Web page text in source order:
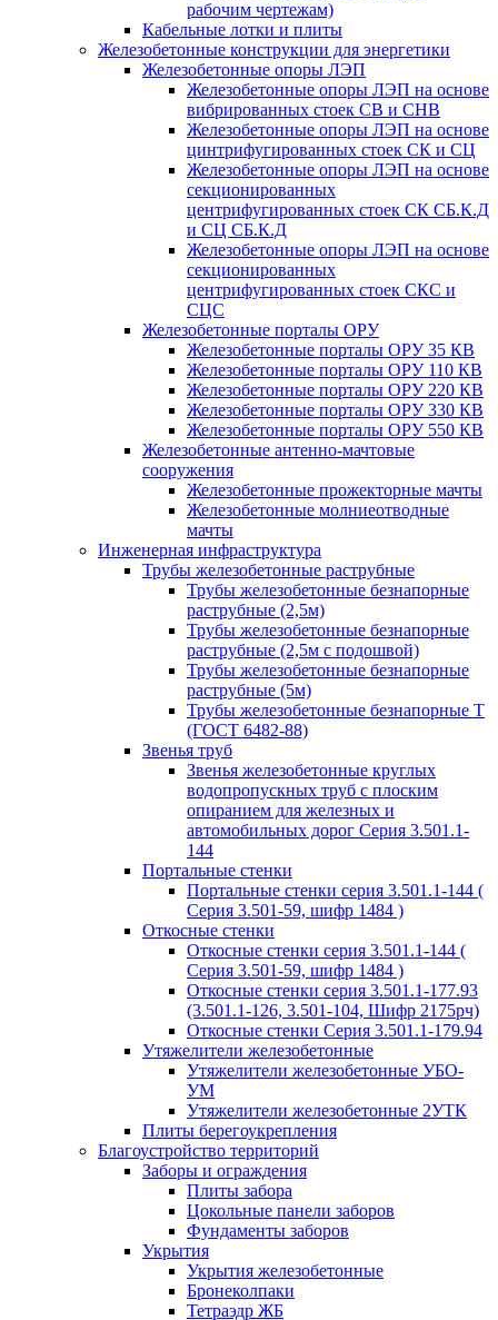
рабочим чертежам)
Кабельные лотки и плиты
Железобетонные конструкции для энергетики
Железобетонные опоры ЛЭП
Железобетонные опоры ЛЭП на основе
вибрированных стоек СВ и СНВ
Железобетонные опоры ЛЭП на основе
цинтрифугированных стоек СК и СЦ
Железобетонные опоры ЛЭП на основе
секционированных
центрифугированных стоек СК СБ.К.Д
и СЦ СБ.К.Д
Железобетонные опоры ЛЭП на основе
секционированных
центрифугированных стоек СКС и
СЦС
Железобетонные порталы ОРУ
Железобетонные порталы ОРУ 35 КВ
Железобетонные порталы ОРУ 110 КВ
Железобетонные порталы ОРУ 220 КВ
Железобетонные порталы ОРУ 330 КВ
Железобетонные порталы ОРУ 550 КВ
Железобетонные антенно-мачтовые
сооружения
Железобетонные прожекторные мачты
Железобетонные молниеотводные
мачты
Инженерная инфраструктура
Трубы железобетонные раструбные
Трубы железобетонные безнапорные
раструбные (2,5м)
Трубы железобетонные безнапорные
раструбные (2,5м с подошвой)
Трубы железобетонные безнапорные
раструбные (5м)
Трубы железобетонные безнапорные Т
(ГОСТ 6482-88)
Звенья труб
Звенья железобетонные круглых
водопропускных труб с плоским
опиранием для железных и
автомобильных дорог Серия 3.501.1-
144
Портальные стенки
Портальные стенки серия 3.501.1-144 (
Серия 3.501-59, шифр 1484 )
Откосные стенки
Откосные стенки серия 3.501.1-144 (
Серия 3.501-59, шифр 1484 )
Откосные стенки серия 3.501.1-177.93
(3.501.1-126, 3.501-104, Шифр 2175рч)
Откосные стенки Серия 3.501.1-179.94
Утяжелители железобетонные
Утяжелители железобетонные УБО-
УМ
Утяжелители железобетонные 2УТК
Плиты берегоукрепления
Благоустройство территорий
Заборы и ограждения
Плиты забора
Цокольные панели заборов
Фундаменты заборов
Укрытия
Укрытия железобетонные
Бронеколпаки
Тетраэдр ЖБ